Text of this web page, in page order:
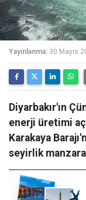
Yayınlanma: 30 Mayıs
Diyarbakır'ın
enerji üretimi
Karakaya
seyirlik